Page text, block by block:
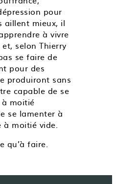
pour
aillent mieux, il
à vivre
selon Thierry
se faire de
pour des
produiront sans
capable de se
moitié
se lamenter à
à moitié vide.
qu’à faire.